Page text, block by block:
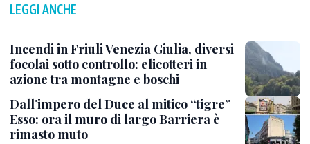
LEGGI ANCHE
Incendi in Friuli Venezia Giulia, diversi
focolai sotto controllo: elicotteri in
azione tra montagne e boschi
Dall’impero del Duce al mitico “tigre”
Esso: ora il muro di largo Barriera è
rimasto muto